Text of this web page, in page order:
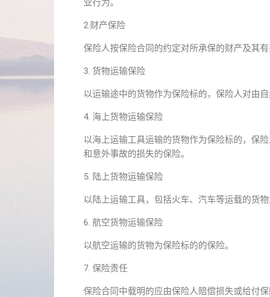
业行为。
2.财产保险
保险人按保险合同的约定对所承保的财产及其
3. 货物运输保险
以运输途中的货物作为保险标的，保险人对由
4. 海上货物运输保险
以海上运输工具运输的货物作为保险标的，保
和意外事故的损失的保险。
5. 陆上货物运输保险
以陆上运输工具，包括火车、汽车等运载的货物
6. 航空货物运输保险
以航空运输的货物为保险标的的保险。
7. 保险责任
保险合同中载明的应由保险人赔偿损失或给付保